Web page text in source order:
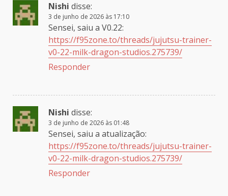
Nishi disse:
3 de junho de 2026 às 17:10
Sensei, saiu a V0.22:
https://f95zone.to/threads/jujutsu-trainer-
v0-22-milk-dragon-studios.275739/
Responder
Nishi disse:
3 de junho de 2026 às 01:48
Sensei, saiu a atualização:
https://f95zone.to/threads/jujutsu-trainer-
v0-22-milk-dragon-studios.275739/
Responder